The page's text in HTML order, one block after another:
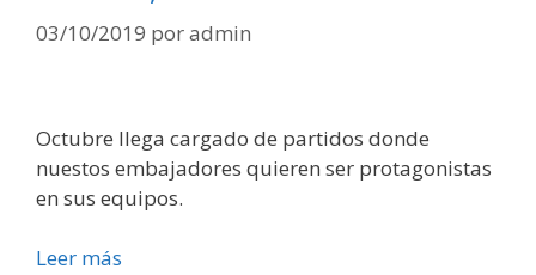
03/10/2019 poradmin
Octubre llega cargado de partidos donde
nuestos embajadores quieren ser protagonistas
en sus equipos.
Leer más